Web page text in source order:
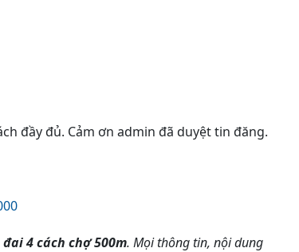
đầy đủ. Cảm ơn admin đã duyệt tin đăng.
4 cách chợ 500m. Mọi thông tin, nội dung